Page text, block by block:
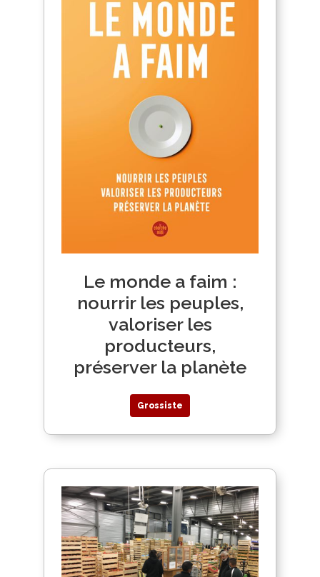
Le monde a faim :
nourrir les peuples,
valoriser les
producteurs,
préserver la planète
Grossiste